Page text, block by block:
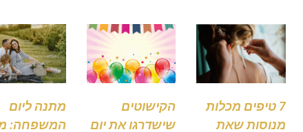
7 טיפים מכלות
מנוסות שאת
הקישוטים
שישדרגו את יום
מתנה ליום
המשפחה: